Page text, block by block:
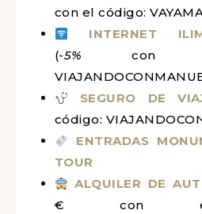
con el código:
INTERNET
(-5%con
SEGURO DE
código:
ENTRADAS
TOUR
ALQUILER DE
€ con el